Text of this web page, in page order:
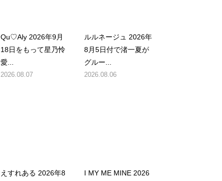
Qu♡Aly 2026年9月
18日をもって星乃怜
愛...
2026.08.07
ルルネージュ 2026年
8月5日付で渚一夏が
グルー...
2026.08.06
えすれある 2026年8
I MY ME MINE 2026